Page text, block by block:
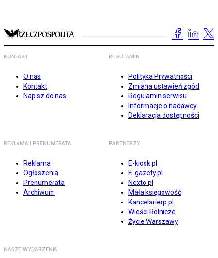
KONTAKT
O nas
Kontakt
Napisz do nas
REGULAMIN
Polityka Prywatności
Zmiana ustawień zgód
Regulamin serwisu
Informacje o nadawcy
Deklaracja dostępności
REKLAMA I PRENUMERATA
Reklama
Ogłoszenia
Prenumerata
Archiwum
PARTNERZY
E-kiosk.pl
E-gazety.pl
Nexto.pl
Mała księgowość
Kancelarierp.pl
Wieści Rolnicze
Życie Warszawy
NASZE WYDARZENIA